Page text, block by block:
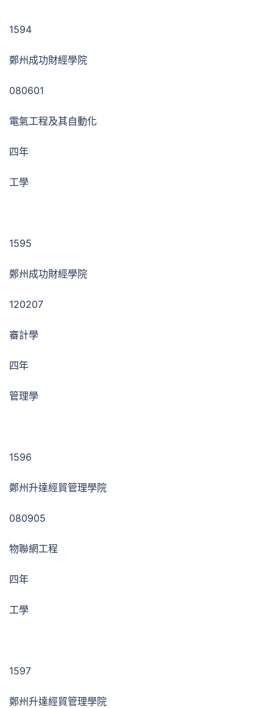
1594
鄭州成功財經學院
080601
電氣工程及其自動化
四年
工學
1595
鄭州成功財經學院
120207
審計學
四年
管理學
1596
鄭州升達經貿管理學院
080905
物聯網工程
四年
工學
1597
鄭州升達經貿管理學院